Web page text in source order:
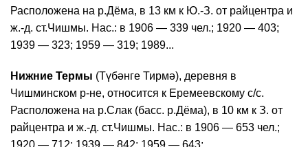
Расположена на р.Дёма, в 13 км к Ю.-З. от райцентра и
ж.-д. ст.Чишмы. Нас.: в 1906 — 339 чел.; 1920 — 403;
1939 — 323; 1959 — 319; 1989...
Нижние Термы (Түбәнге Тирмә), деревня в
Чишминском р-не, относится к Еремеевскому с/с.
Расположена на р.Слак (басс. р.Дёма), в 10 км к З. от
райцентра и ж.-д. ст.Чишмы. Нас.: в 1906 — 653 чел.;
1920 — 712; 1939 — 842; 1959 — 643;...